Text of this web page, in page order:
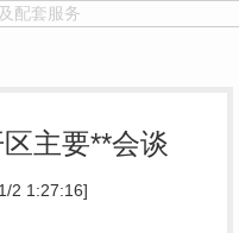
配套服务
主要**会谈
2 1:27:16]